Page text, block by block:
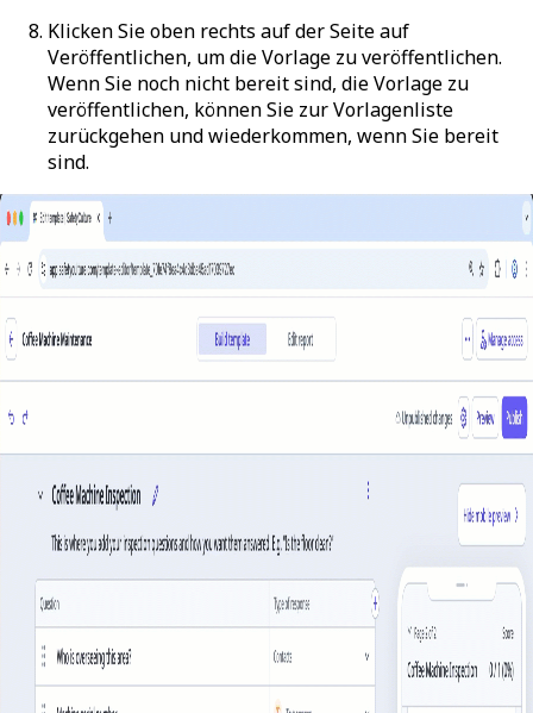
Klicken Sie oben rechts auf der Seite auf
Veröffentlichen, um die Vorlage zu veröffentlichen.
Wenn Sie noch nicht bereit sind, die Vorlage zu
veröffentlichen, können Sie zur Vorlagenliste
zurückgehen und wiederkommen, wenn Sie bereit
sind.